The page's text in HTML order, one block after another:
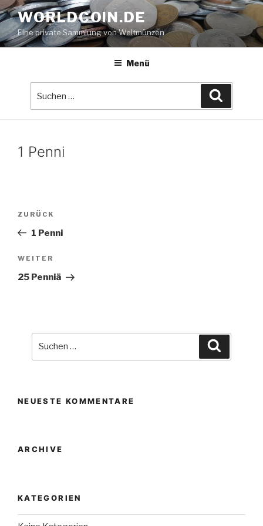
Zum
Inhalt
springen
WORLDCOIN.DE
Eine private Sammlung von Weltmünzen
Menü
1 Penni
Beitrags-
Vorheriger
Beitrag
ZURÜCK
1 Penni
Nächster
Beitrag
WEITER
25 Penniä
NEUESTE KOMMENTARE
ARCHIVE
KATEGORIEN